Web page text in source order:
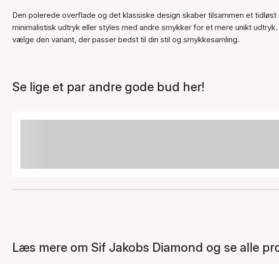
Den polerede overflade og det klassiske design skaber tilsammen et
minimalistisk udtryk eller styles med andre smykker for et mere unikt
vælge den variant, der passer bedst til din stil og smykkesamling.
Se lige et par andre gode bud her!
Læs mere om Sif Jakobs Diamond og se alle